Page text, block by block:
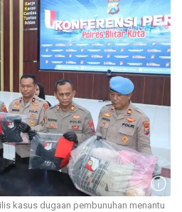
kasus dugaan pembunuhan menantu